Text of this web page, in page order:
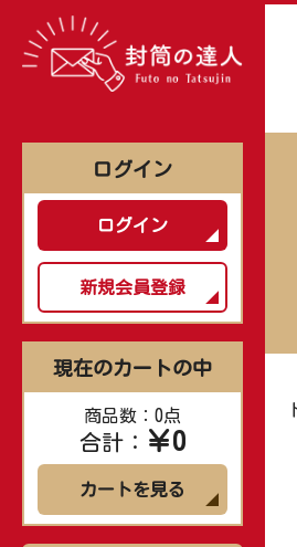
ログイン
ログイン
新規会員登録
現在のカートの中
商品数：0点
合計： ￥0
カートを見る